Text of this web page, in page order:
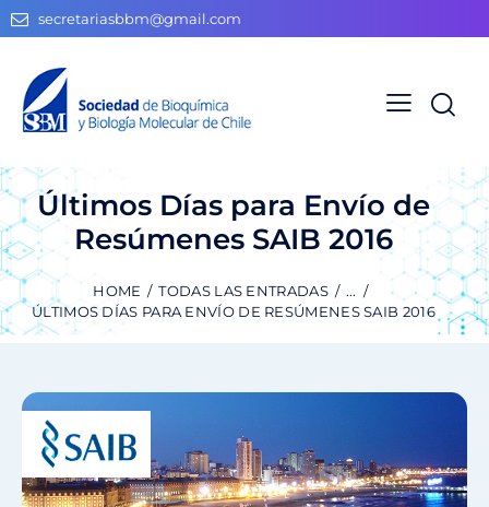
secretariasbbm@gmail.com
Últimos Días para Envío de
Resúmenes SAIB 2016
HOME TODAS LAS ENTRADAS
...
ÚLTIMOS DÍAS PARA ENVÍO DE RESÚMENES SAIB 2016